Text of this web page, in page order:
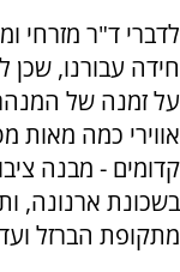
לדברי ד"ר מזרחי
חידה עבורנו,
על זמנה של
אווירי כמה מאות
קדומים - מבנה
בשכונת ארנונה,
מתקופת הברזל